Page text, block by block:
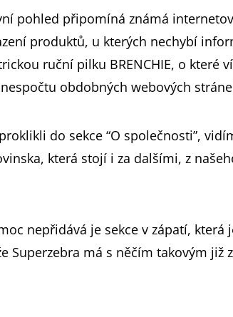
pohled připomíná známá
produktů, u kterých nechybí
ruční pilku BRENCHIE, o které
obdobných webových
do sekce “O společnosti”,
která stojí i za dalšími, z
nepřidává je sekce v zápatí, která
Superzebra má s něčím takovým již